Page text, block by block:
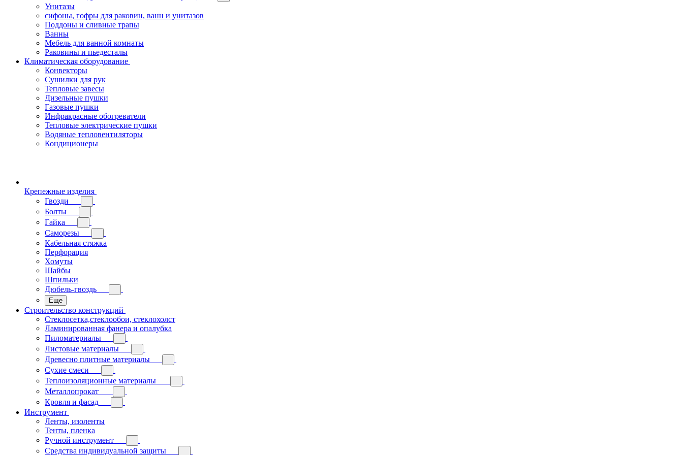
Унитазы
сифоны, гофры для раковин, ванн и унитазов
Поддоны и сливные трапы
Ванны
Мебель для ванной комнаты
Раковины и пьедесталы
Климатическая оборудование
Конвекторы
Сушилки для рук
Тепловые завесы
Дизельные пушки
Газовые пушки
Инфракрасные обогреватели
Тепловые электрические пушки
Водяные тепловентиляторы
Кондиционеры
Крепежные изделия
Гвозди
Болты
Гайка
Саморезы
Кабельная стяжка
Перфорация
Хомуты
Шайбы
Шпильки
Дюбель-гвоздь
Еще
Строительство конструкций
Стеклосетка,стеклообои, стеклохолст
Ламинированная фанера и опалубка
Пиломатериалы
Листовые материалы
Древесно плитные материалы
Сухие смеси
Теплоизоляционные материалы
Металлопрокат
Кровля и фасад
Инструмент
Ленты, изоленты
Тенты, пленка
Ручной инструмент
Средства индивидуальной защиты